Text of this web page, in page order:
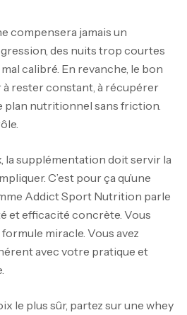
compensera jamais un
des nuits trop courtes
calibré. En revanche, le bon
rester constant, à récupérer
plan nutritionnel sans friction.
la supplémentation doit servir la
C’est pour ça qu’une
Addict Sport Nutrition parle
et efficacité concrète. Vous
formule miracle. Vous avez
avec votre pratique et
le plus sûr, partez sur une whey